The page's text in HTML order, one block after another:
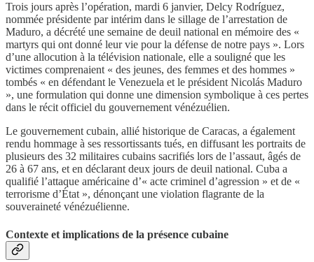
Trois jours après l’opération, mardi 6 janvier, Delcy Rodríguez,
nommée présidente par intérim dans le sillage de l’arrestation de
Maduro, a décrété une semaine de deuil national en mémoire des «
martyrs qui ont donné leur vie pour la défense de notre pays ». Lors
d’une allocution à la télévision nationale, elle a souligné que les
victimes comprenaient « des jeunes, des femmes et des hommes »
tombés « en défendant le Venezuela et le président Nicolás Maduro
», une formulation qui donne une dimension symbolique à ces pertes
dans le récit officiel du gouvernement vénézuélien.
Le gouvernement cubain, allié historique de Caracas, a également
rendu hommage à ses ressortissants tués, en diffusant les portraits de
plusieurs des 32 militaires cubains sacrifiés lors de l’assaut, âgés de
26 à 67 ans, et en déclarant deux jours de deuil national. Cuba a
qualifié l’attaque américaine d’« acte criminel d’agression » et de «
terrorisme d’État », dénonçant une violation flagrante de la
souveraineté vénézuélienne.
Contexte et implications de la présence cubaine